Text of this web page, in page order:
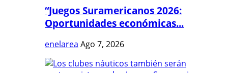
“Juegos Suramericanos 2026:
Oportunidades económicas...
enelarea Ago 7, 2026